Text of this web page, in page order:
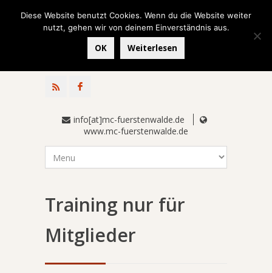
info[at]mc-fuerstenwalde.de
www.mc-fuerstenwalde.de
Training nur für
Mitglieder
Diese Website benutzt Cookies. Wenn du die Website weiter
nutzt, gehen wir von deinem Einverständnis aus.
OK Weiterlesen